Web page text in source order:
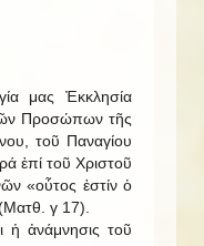
μας Ἐκκλησία
Προσώπων τῆς
τοῦ Παναγίου
ἐπί τοῦ Χριστοῦ
«οὗτος ἐστίν ὁ
γ 17).
ἡ ἀνάμνησις τοῦ